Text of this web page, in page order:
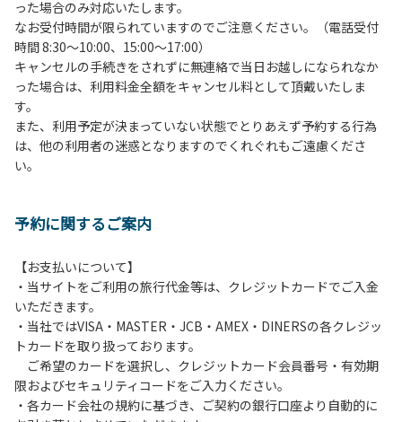
管理棟にてチェックインの手続きを行ってください。午後3
時前にお越しの方は、午後3時になりましたら管理棟にて手
続きを行ってください。午後5時過ぎにお越しの方は、翌朝
手続きを行ってください。
４、車両は、荷物の積み下ろし時以外は、駐車場にとめてく
ださい。
５、チェックアウトは、午前10時まで（日帰り使用の場合は
午後5時まで）です。チェックインの手続きを行っていない
方や使用人数が増えた場合は、必ず手続きを行ってくださ
ら午前10時までの間にゴミステーションに出してください。
は、お持ち帰りをお願いします。
【禁止事項】
カラオケ、発電機、地面での直火による焚き火、キャンプフ
ァイヤー、打ち上げ式花火、テントサウナの設置
【注意事項】
当キャンプ場のそばを流れる歴舟川は、上流で雨が降ると短
った場合のみ対応いたします。
なお受付時間が限られていますのでご注意ください。（電話受付
時間 8:30～10:00、15:00～17:00）
キャンセルの手続きをされずに無連絡で当日お越しになられなか
った場合は、利用料金全額をキャンセル料として頂戴いたしま
す。
また、利用予定が決まっていない状態でとりあえず予約する行為
は、他の利用者の迷惑となりますのでくれぐれもご遠慮くださ
い。
予約に関するご案内
【お支払いについて】
・当サイトをご利用の旅行代金等は、クレジットカードでご入金
いただきます。
・当社ではVISA・MASTER・JCB・AMEX・DINERSの各クレジッ
トカードを取り扱っております。
ご希望のカードを選択し、クレジットカード会員番号・有効期
限およびセキュリティコードをご入力ください。
・各カード会社の規約に基づき、ご契約の銀行口座より自動的に